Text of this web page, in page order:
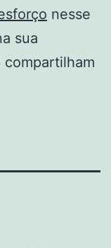
nesse
sua